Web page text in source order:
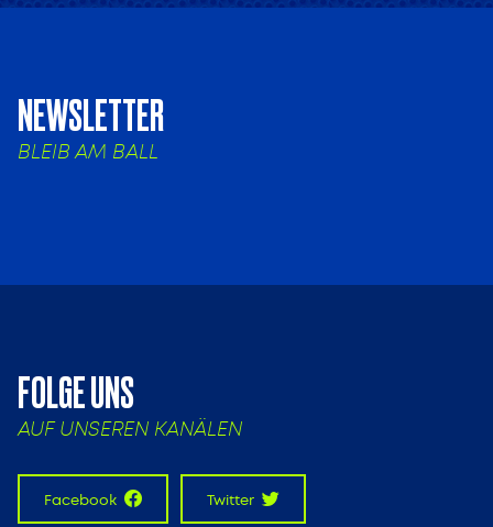
NEWSLETTER
BLEIB AM BALL
FOLGE UNS
AUF UNSEREN KANÄLEN
Facebook Twitter